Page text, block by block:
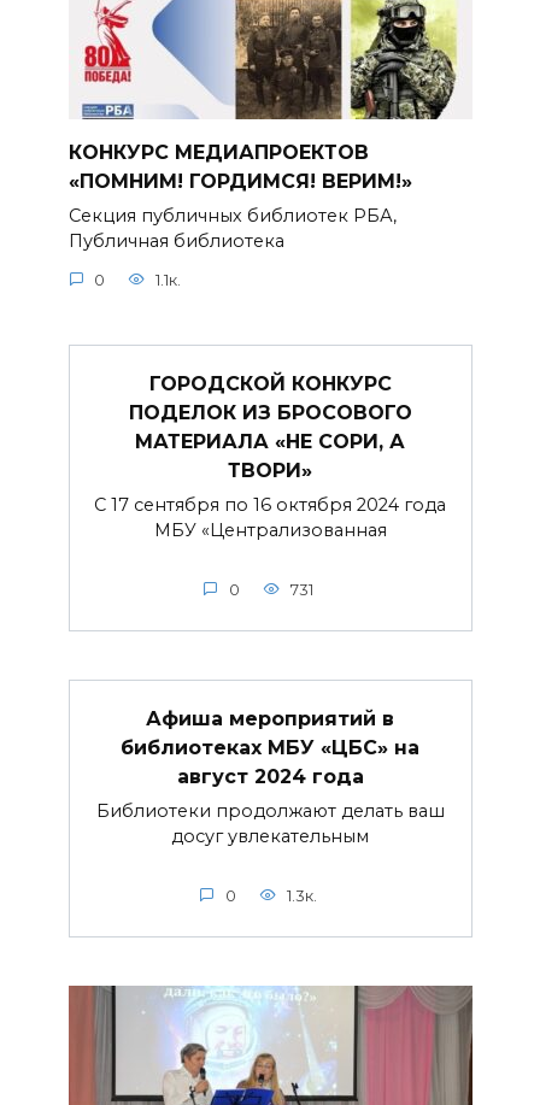
КОНКУРС МЕДИАПРОЕКТОВ
«ПОМНИМ! ГОРДИМСЯ! ВЕРИМ!»
Секция публичных библиотек РБА,
Публичная библиотека
0 1.1к.
ГОРОДСКОЙ КОНКУРС
ПОДЕЛОК ИЗ БРОСОВОГО
МАТЕРИАЛА «НЕ СОРИ, А
ТВОРИ»
С 17 сентября по 16 октября 2024 года
МБУ «Централизованная
0 731
Афиша мероприятий в
библиотеках МБУ «ЦБС» на
август 2024 года
Библиотеки продолжают делать ваш
досуг увлекательным
0 1.3к.